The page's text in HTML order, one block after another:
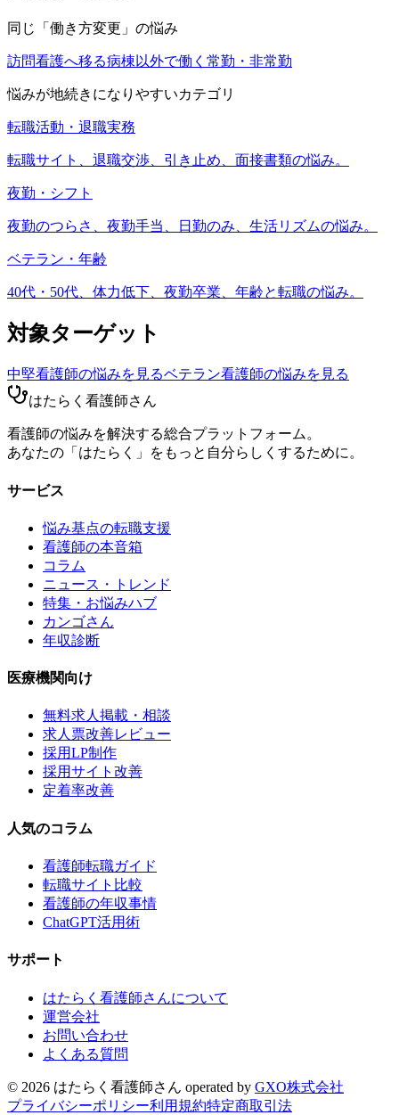
同じ「 働き方変更 」の悩み
訪問看護へ移る病棟以外で働く 常勤・非常勤
悩みが地続きになりやすいカテゴリ
転職活動・退職実務
転職サイト、退職交渉、引き止め、面接書類の悩み。
夜勤・シフト
夜勤のつらさ、夜勤手当、日勤のみ、生活リズムの悩み。
ベテラン・年齢
40代・50代、体力低下、夜勤卒業、年齢と転職の悩み。
対象ターゲット
中堅看護師の悩みを見るベテラン看護師の悩みを見る
はたらく看護師さん
看護師の悩みを解決する総合プラットフォーム。
あなたの「はたらく」をもっと自分らしくするために。
サービス
悩み基点の転職支援
看護師の本音箱
コラム
ニュース・トレンド
特集・お悩みハブ
カンゴさん
年収診断
医療機関向け
無料求人掲載・相談
求人票改善レビュー
採用LP制作
採用サイト改善
定着率改善
人気のコラム
看護師転職ガイド
転職サイト比較
看護師の年収事情
ChatGPT活用術
サポート
はたらく看護師さんについて
運営会社
お問い合わせ
よくある質問
© 2026 はたらく看護師さん operated by GXO株式会社
プライバシーポリシー利用規約特定商取引法